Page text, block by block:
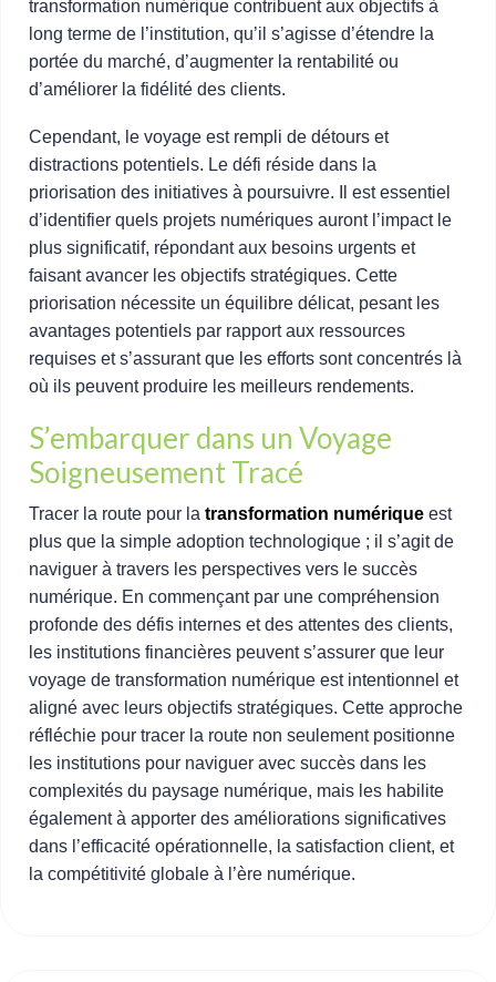
transformation numérique contribuent aux objectifs à
long terme de l’institution, qu’il s’agisse d’étendre la
portée du marché, d’augmenter la rentabilité ou
d’améliorer la fidélité des clients.
Cependant, le voyage est rempli de détours et
distractions potentiels. Le défi réside dans la
priorisation des initiatives à poursuivre. Il est essentiel
d’identifier quels projets numériques auront l’impact le
plus significatif, répondant aux besoins urgents et
faisant avancer les objectifs stratégiques. Cette
priorisation nécessite un équilibre délicat, pesant les
avantages potentiels par rapport aux ressources
requises et s’assurant que les efforts sont concentrés là
où ils peuvent produire les meilleurs rendements.
S’embarquer dans un Voyage
Soigneusement Tracé
Tracer la route pour la transformation numérique est
plus que la simple adoption technologique ; il s’agit de
naviguer à travers les perspectives vers le succès
numérique. En commençant par une compréhension
profonde des défis internes et des attentes des clients,
les institutions financières peuvent s’assurer que leur
voyage de transformation numérique est intentionnel et
aligné avec leurs objectifs stratégiques. Cette approche
réfléchie pour tracer la route non seulement positionne
les institutions pour naviguer avec succès dans les
complexités du paysage numérique, mais les habilite
également à apporter des améliorations significatives
dans l’efficacité opérationnelle, la satisfaction client, et
la compétitivité globale à l’ère numérique.